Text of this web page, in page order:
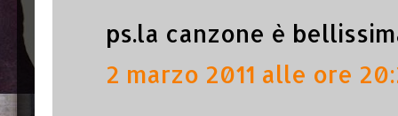
ps.la canzone è
2 marzo 2011 alle ore